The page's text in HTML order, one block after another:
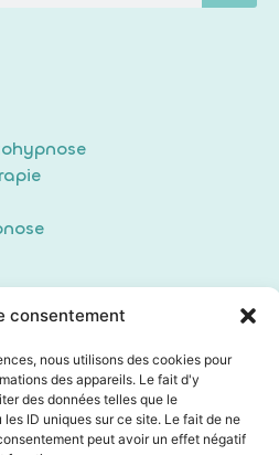
consentement
nous utilisons des cookies pour
des appareils. Le fait d'y
des données telles que le
ID uniques sur ce site. Le fait de ne
peut avoir un effet négatif
poids